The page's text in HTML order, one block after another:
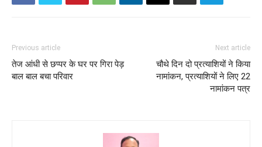
Previous article
तेज आंधी से छप्पर के घर पर गिरा पेड़
बाल बाल बचा परिवार
Next article
चौथे दिन दो प्रत्याशियों ने किया
नामांकन, प्रत्याशियों ने लिए 22
नामांकन पत्र